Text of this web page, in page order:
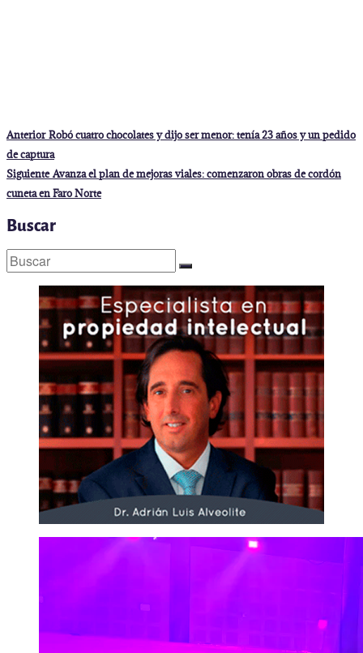
Navegación
de
entradas
Anterior Entrada
Robó cuatro chocolates y dijo ser menor: tenía 23 años y un pedido
de captura
Siguiente Entrada
Avanza el plan de mejoras viales: comenzaron obras de cordón
cuneta en Faro Norte
Buscar
Buscar